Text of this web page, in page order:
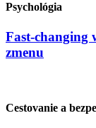
Psychológia
Fast-changing
zmenu
Cestovanie a